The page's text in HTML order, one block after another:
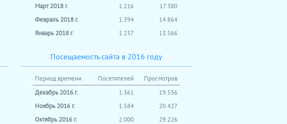
Март 2018 г.
1.216
17.380
Февраль 2018 г.
1.394
14.864
Январь 2018 г.
1.237 13.566
Посещаемость сайта в 2016 году
Период времени Посетителей
Просмотров
Декабрь 2016 г.
1.361
19.536
Ноябрь 2016 г.
1.584
20.427
Октябрь 2016 г.
2.000
29.226